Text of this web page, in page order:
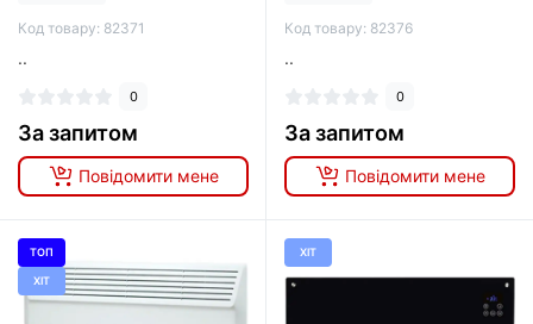
Код товару: 82371
..
0
За запитом
Повідомити мене
Код товару: 82376
..
0
За запитом
Повідомити мене
ТОП
ХІТ
ХІТ